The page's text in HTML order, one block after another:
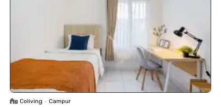
Coliving • Campur